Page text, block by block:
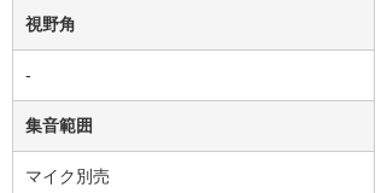
視野角
-
集音範囲
マイク別売